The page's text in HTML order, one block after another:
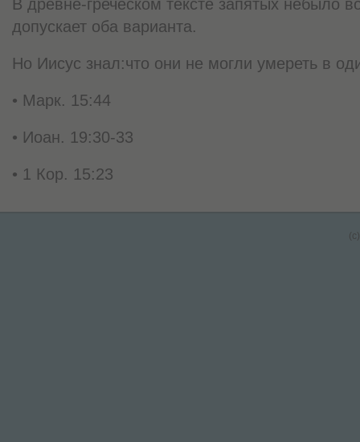
допускает оба варианта.
Но Иисус знал:что они не могли умереть в
• Марк. 15:44
• Иоан. 19:30-33
• 1 Кор. 15:23